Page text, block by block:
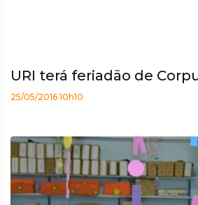
URI terá feriadão de
25/05/2016 10h10